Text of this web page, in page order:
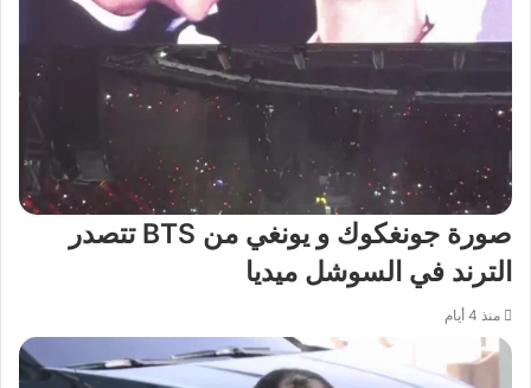
صورة جونغكوك و يونغي من BTS تتصدر
الترند في السوشل ميديا
منذ 4 أيام